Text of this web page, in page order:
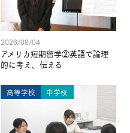
2026/08/04
アメリカ短期留学②英語で論理
的に考え、伝える
高等学校 中学校